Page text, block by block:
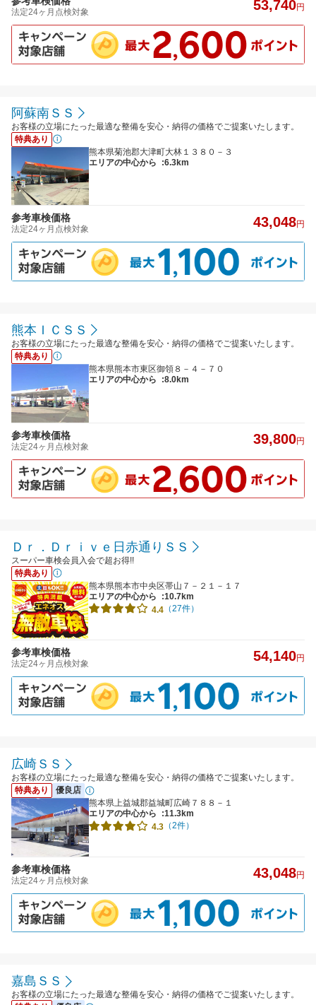
法定24ヶ月点検対象 53,740円
阿蘇南ＳＳ
お客様の立場にたった最適な整備を安心・納得の価格でご提案いたします。
特典あり
熊本県菊池郡大津町大林１３８０－３
エリアの中心から
:6.3km
参考車検価格
法定24ヶ月点検対象 43,048円
熊本ＩＣＳＳ
お客様の立場にたった最適な整備を安心・納得の価格でご提案いたします。
特典あり
熊本県熊本市東区御領８－４－７０
エリアの中心から
:8.0km
参考車検価格
法定24ヶ月点検対象 39,800円
Ｄｒ．Ｄｒｉｖｅ日赤通りＳＳ
スーパー車検会員入会で超お得!!
特典あり
熊本県熊本市中央区帯山７－２１－１７
エリアの中心から
:10.7km
4.4 （27件）
参考車検価格
法定24ヶ月点検対象 54,140円
広崎ＳＳ
お客様の立場にたった最適な整備を安心・納得の価格でご提案いたします。
特典あり
優良店
熊本県上益城郡益城町広崎７８８－１
エリアの中心から
:11.3km
4.3 （2件）
参考車検価格
法定24ヶ月点検対象 43,048円
嘉島ＳＳ
お客様の立場にたった最適な整備を安心・納得の価格でご提案いたします。